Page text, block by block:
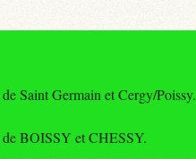
Saint Germain et Cergy/Poissy.
BOISSY et CHESSY.